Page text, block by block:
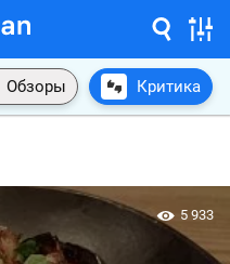
Обзоры Критика
5 933